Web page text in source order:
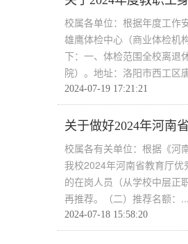
校属各单位：根据年度工作
雄鹰体检中心（商业体检机
下：一、体检范围全校离退
院）。地址：洛阳市西工区
2024-07-19 17:21:21
关于做好2024年河南
校属各有关单位：根据《河
我校2024年河南省教育厅
的在岗人员（从学校中层正
再推荐。（二）推荐名额：
2024-07-18 15:58:20